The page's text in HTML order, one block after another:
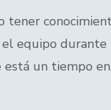
equipo
un tiempo